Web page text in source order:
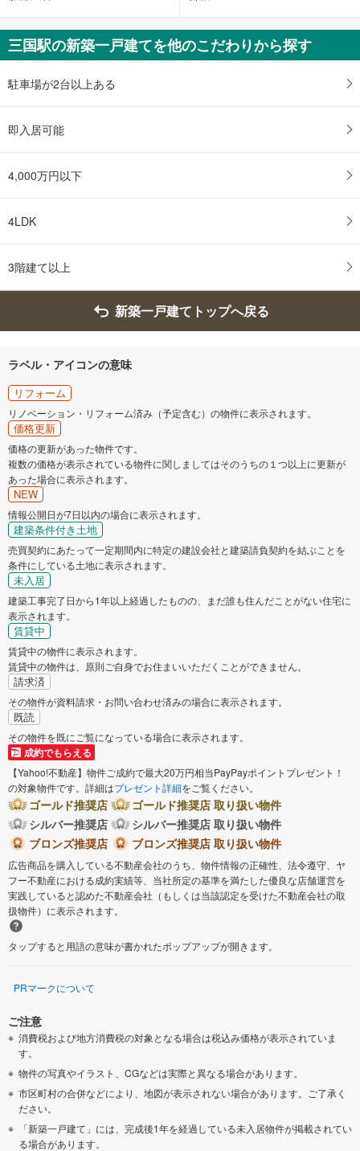
三国駅の新築一戸建てを他のこだわりから探す
駐車場が2台以上ある
即入居可能
4,000万円以下
4LDK
3階建て以上
新築一戸建てトップへ戻る
ラベル・アイコンの意味
リフォーム
リノベーション・リフォーム済み（予定含む）の物件に表示されます。
価格更新
価格の更新があった物件です。
複数の価格が表示されている物件に関しましてはそのうちの１つ以上に更新が
あった場合に表示されます。
NEW
情報公開日が7日以内の場合に表示されます。
建築条件付き土地
売買契約にあたって一定期間内に特定の建設会社と建築請負契約を結ぶことを
条件にしている土地に表示されます。
未入居
建築工事完了日から1年以上経過したものの、まだ誰も住んだことがない住宅に
表示されます。
賃貸中
賃貸中の物件に表示されます。
賃貸中の物件は、原則ご自身でお住まいいただくことができません。
請求済
その物件が資料請求・お問い合わせ済みの場合に表示されます。
既読
その物件を既にご覧になっている場合に表示されます。
成約でもらえる
【Yahoo!不動産】物件ご成約で最大20万円相当PayPayポイントプレゼント！
の対象物件です。詳細はプレゼント詳細をご覧ください。
ゴールド推奨店
ゴールド推奨店 取り扱い物件
シルバー推奨店
シルバー推奨店 取り扱い物件
ブロンズ推奨店
ブロンズ推奨店 取り扱い物件
広告商品を購入している不動産会社のうち、物件情報の正確性、法令遵守、ヤ
フー不動産における成約実績等、当社所定の基準を満たした優良な店舗運営を
実践していると認めた不動産会社（もしくは当該認定を受けた不動産会社の取
扱物件）に表示されます。
タップすると用語の意味が書かれたポップアップが開きます。
PRマークについて
ご注意
消費税および地方消費税の対象となる場合は税込み価格が表示されていま
す。
物件の写真やイラスト、CGなどは実際と異なる場合があります。
市区町村の合併などにより、地図が表示されない場合があります。ご了承く
ださい。
「新築一戸建て」には、完成後1年を経過している未入居物件が掲載されてい
る場合があります。